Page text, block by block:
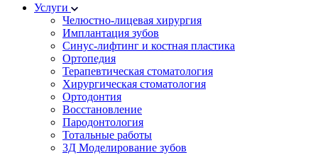
Услуги
Челюстно-лицевая хирургия
Имплантация зубов
Синус-лифтинг и костная пластика
Ортопедия
Терапевтическая стоматология
Хирургическая стоматология
Ортодонтия
Восстановление
Пародонтология
Тотальные работы
3Д Моделирование зубов